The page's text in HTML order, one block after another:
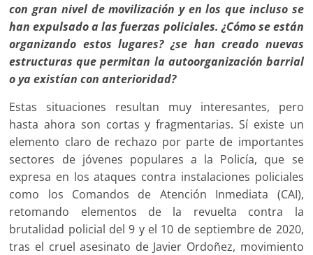
con gran nivel de movilización y en los que incluso se
han expulsado a las fuerzas policiales. ¿Cómo se están
organizando estos lugares? ¿se han creado nuevas
estructuras que permitan la autoorganización barrial
o ya existían con anterioridad?
Estas situaciones resultan muy interesantes, pero
hasta ahora son cortas y fragmentarias. Sí existe un
elemento claro de rechazo por parte de importantes
sectores de jóvenes populares a la Policía, que se
expresa en los ataques contra instalaciones policiales
como los Comandos de Atención Inmediata (CAI),
retomando elementos de la revuelta contra la
brutalidad policial del 9 y el 10 de septiembre de 2020,
tras el cruel asesinato de Javier Ordoñez, movimiento